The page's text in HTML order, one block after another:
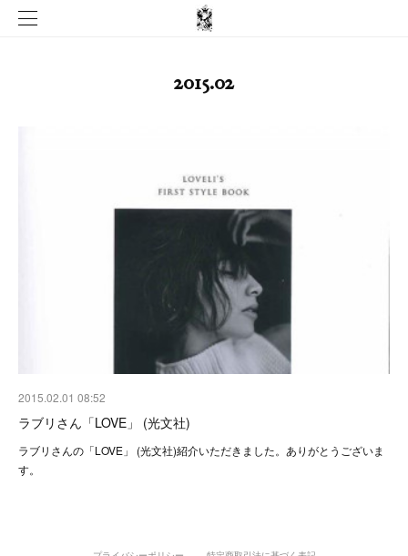
2015.02
2015.02.01 08:52
ラブリさん「LOVE」 (光文社)
ラブリさんの「LOVE」 (光文社)紹介いただきました。ありがとうございま
す。